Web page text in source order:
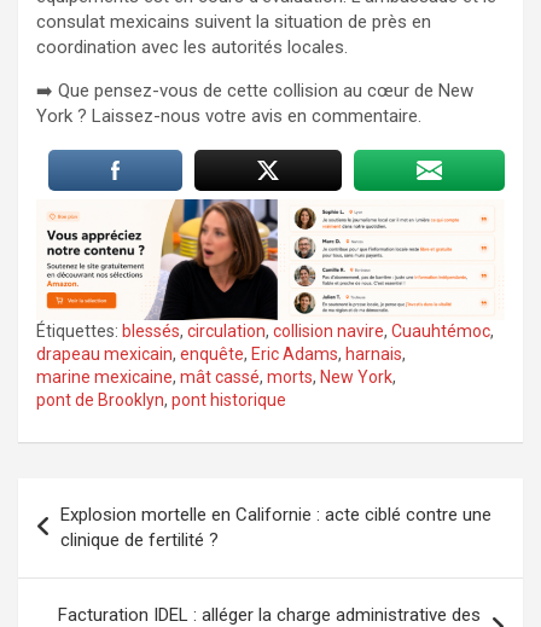
consulat mexicains suivent la situation de près en
coordination avec les autorités locales.
➡️ Que pensez-vous de cette collision au cœur de New
York ? Laissez-nous votre avis en commentaire.
Étiquettes: blessés, circulation, collision navire, Cuauhtémoc,
drapeau mexicain, enquête, Eric Adams, harnais,
marine mexicaine, mât cassé, morts, New York,
pont de Brooklyn, pont historique
de
l’article
Explosion mortelle en Californie : acte ciblé contre une
clinique de fertilité ?
Facturation IDEL : alléger la charge administrative des